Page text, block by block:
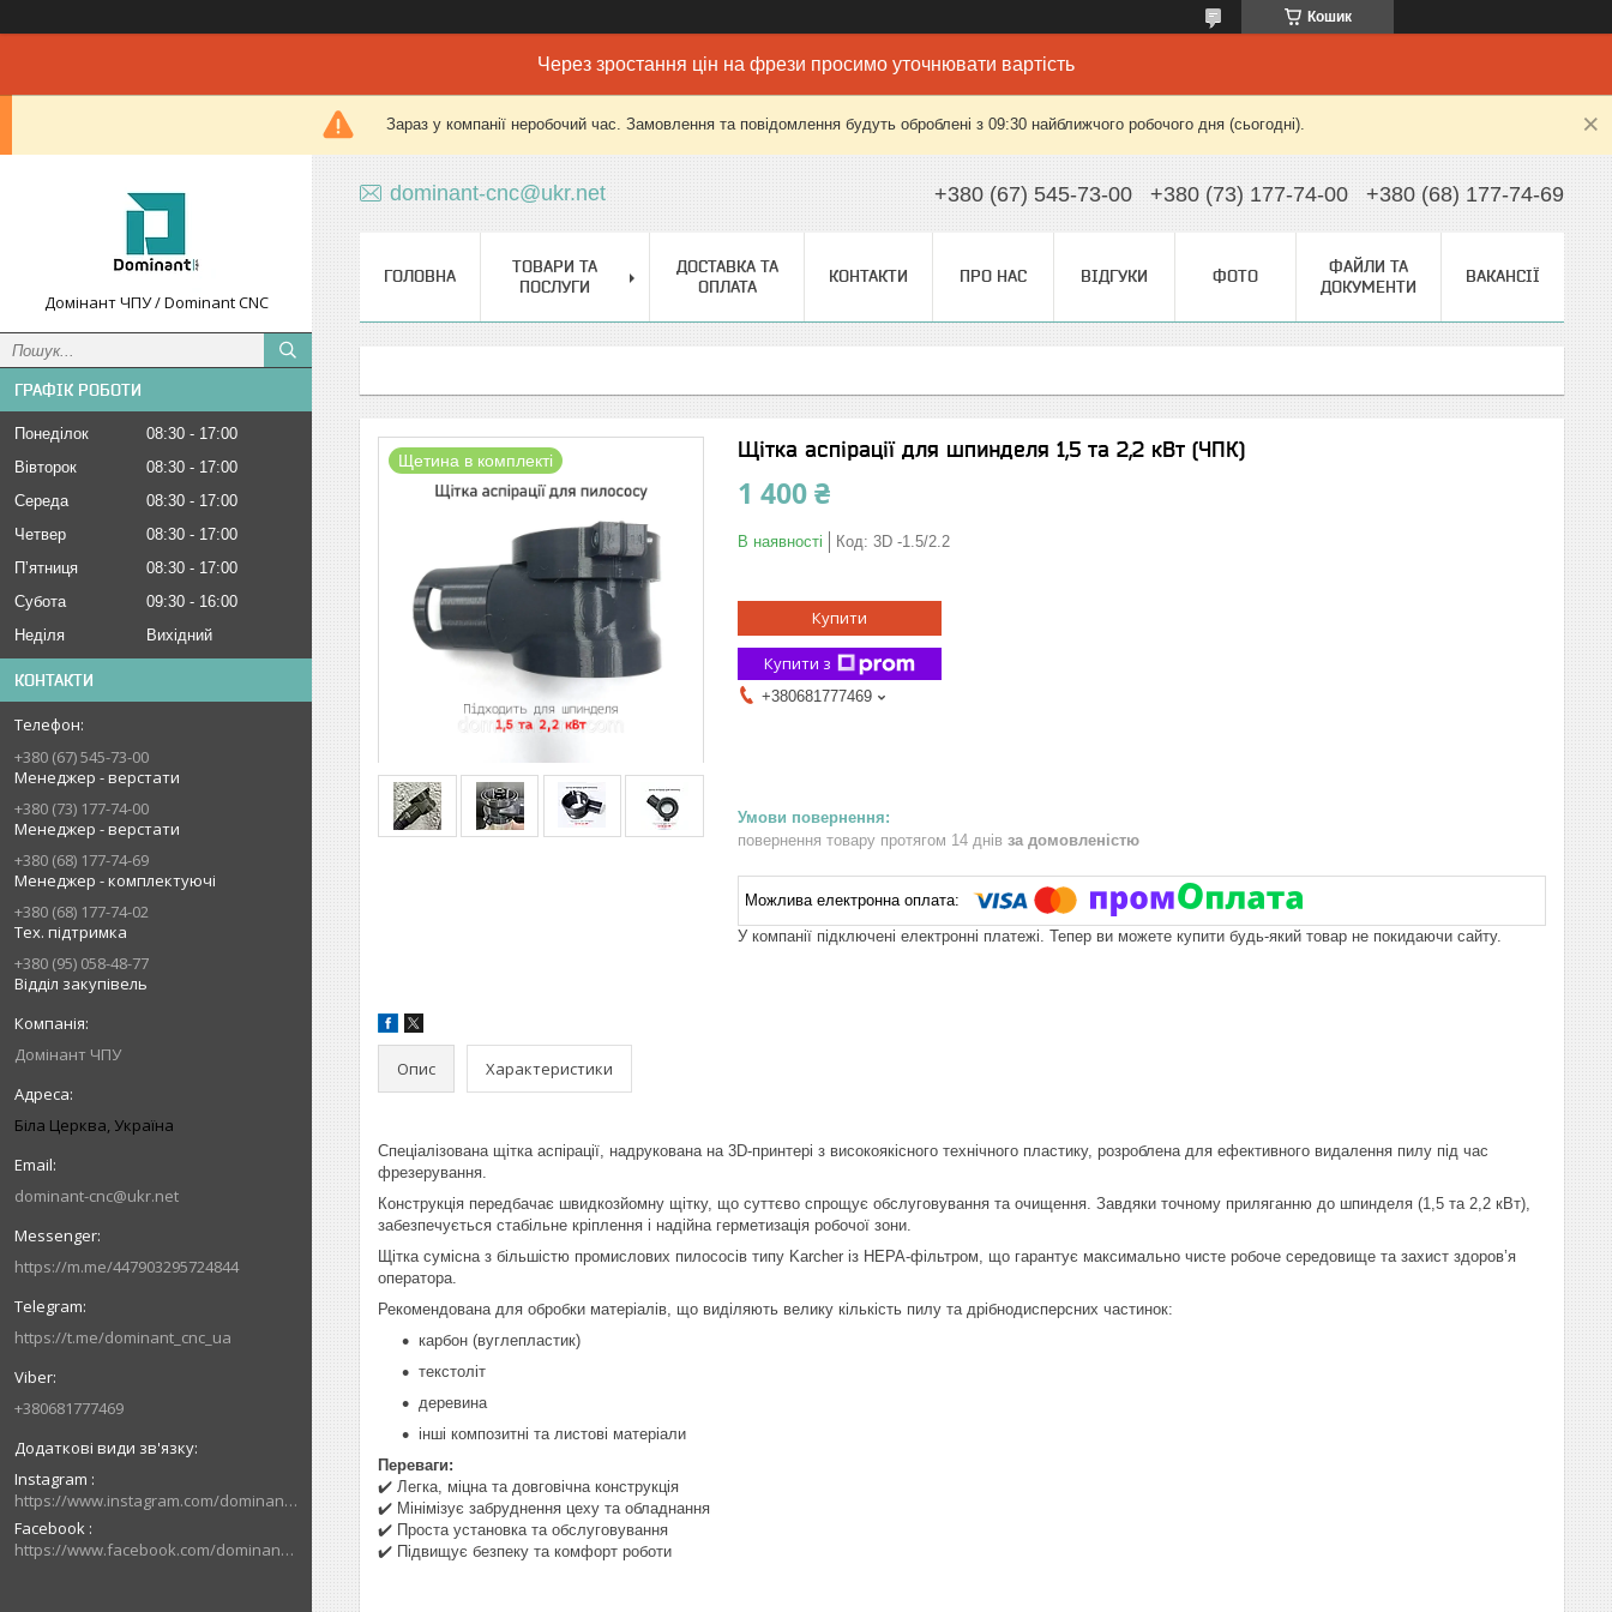
Кошик
Через зростання цін на фрези просимо уточнювати вартість
Зараз у компанії неробочий час. Замовлення та повідомлення будуть оброблені з 09:30 найближчого робочого дня (сьогодні).
Домінант ЧПУ / Dominant CNC
ГРАФІК РОБОТИ
Понеділок 08:30
17:00
Вівторок
08:30
17:00
Середа
08:30
17:00
Четвер
08:30
17:00
Пʼятниця
08:30
17:00
Субота
09:30
16:00
Неділя
Вихідний
КОНТАКТИ
+380 (67) 545-73-00
Менеджер - верстати
+380 (73) 177-74-00
Менеджер - верстати
+380 (68) 177-74-69
Менеджер - комплектуючі
+380 (68) 177-74-02
Тех. підтримка
+380 (95) 058-48-77
Відділ закупівель
Домінант ЧПУ
Біла Церква, Україна
dominant-cnc@ukr.net
https://m.me/447903295724844
https://t.me/dominant_cnc_ua
+380681777469
Instagram
https://www.instagram.com/dominant_cnc
Facebook
https://www.facebook.com/dominantcnc
dominant-cnc@ukr.net +380 (67) 545-73-00 +380 (73) 177-74-00 +380 (68) 177-74-69
ГОЛОВНА
ТОВАРИ ТА
ПОСЛУГИ
ДОСТАВКА ТА
ОПЛАТА
КОНТАКТИ ПРО НАС ВІДГУКИ ФОТО
ФАЙЛИ ТА
ДОКУМЕНТИ
ВАКАНСІЇ
Щетина в комплекті Щітка аспірації для шпинделя 1,5 та 2,2 кВт (ЧПК)
1 400 ₴
В наявності Код: 3D -1.5/2.2
Купити
Купити з
+380681777469
повернення товару протягом 14 днів за домовленістю
У компанії підключені електронні платежі. Тепер ви можете купити будь-який товар не покидаючи сайту.
Опис Характеристики
Спеціалізована щітка аспірації, надрукована на 3D-принтері з високоякісного технічного пластику, розроблена для ефективного видалення пилу під час
фрезерування.
Конструкція передбачає швидкозйомну щітку, що суттєво спрощує обслуговування та очищення. Завдяки точному приляганню до шпинделя (1,5 та 2,2 кВт),
забезпечується стабільне кріплення і надійна герметизація робочої зони.
Щітка сумісна з більшістю промислових пилососів типу Karcher із HEPA-фільтром, що гарантує максимально чисте робоче середовище та захист здоров’я
оператора.
Рекомендована для обробки матеріалів, що виділяють велику кількість пилу та дрібнодисперсних частинок:
карбон (вуглепластик)
текстоліт
деревина
інші композитні та листові матеріали
Переваги:
✔️ Легка, міцна та довговічна конструкція
✔️ Мінімізує забруднення цеху та обладнання
✔️ Проста установка та обслуговування
✔️ Підвищує безпеку та комфорт роботи